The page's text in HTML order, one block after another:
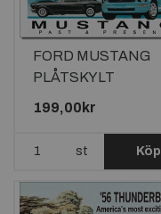
FORD MUSTANG
PLÅTSKYLT
40,5x31,5cm
199,00kr
st Köp